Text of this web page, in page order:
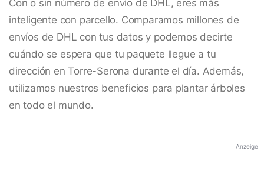
Con o sin número de envío de DHL, eres más
inteligente con parcello. Comparamos millones de
envíos de DHL con tus datos y podemos decirte
cuándo se espera que tu paquete llegue a tu
dirección en Torre-Serona durante el día. Además,
utilizamos nuestros beneficios para plantar árboles
en todo el mundo.
Anzeige